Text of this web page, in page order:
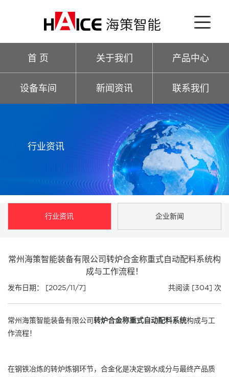
首 页 关于我们 产品中心
设备车间 新闻资讯 联系我们
行业资讯
行业资讯 企业新闻
常州海策智能装备有限公司转炉合金称重式自动配料系统构
成与工作流程！
发布日期： [2025/11/7] 共阅读 [304] 次
常州海策智能装备有限公司转炉合金称重式自动配料系统构成与工
作流程！
在钢铁冶炼的转炉炼钢环节，合金化是决定钢水成分与最终产品质